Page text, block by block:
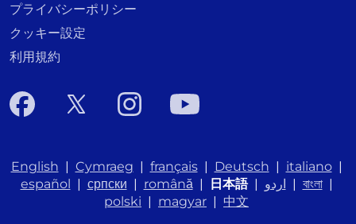
プライバシーポリシー
クッキー設定
利用規約
English | Cymraeg | français| Deutsch | italiano|
español | српски | română| 日本語| اردو | বাংলা|
polski | magyar | 中文